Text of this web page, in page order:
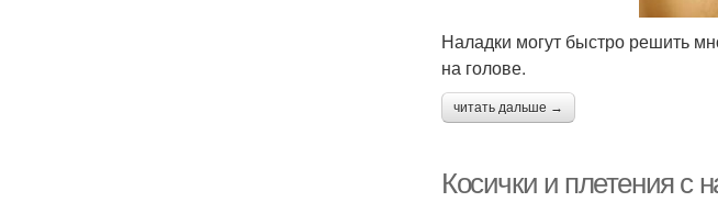
Наладки могут быстро решить
на голове.
читать дальше →
Косички и плетения с